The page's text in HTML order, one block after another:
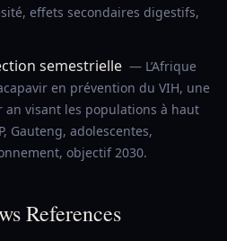
effets secondaires digestifs,
semestrielle — L’Afrique
en prévention du VIH, une
an visant les populations à haut
Gauteng, adolescentes,
objectif 2030.
References